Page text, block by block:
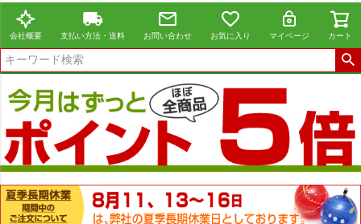
会社概要 支払い方法・送料 お問い合わせ お気に入り マイページ カート